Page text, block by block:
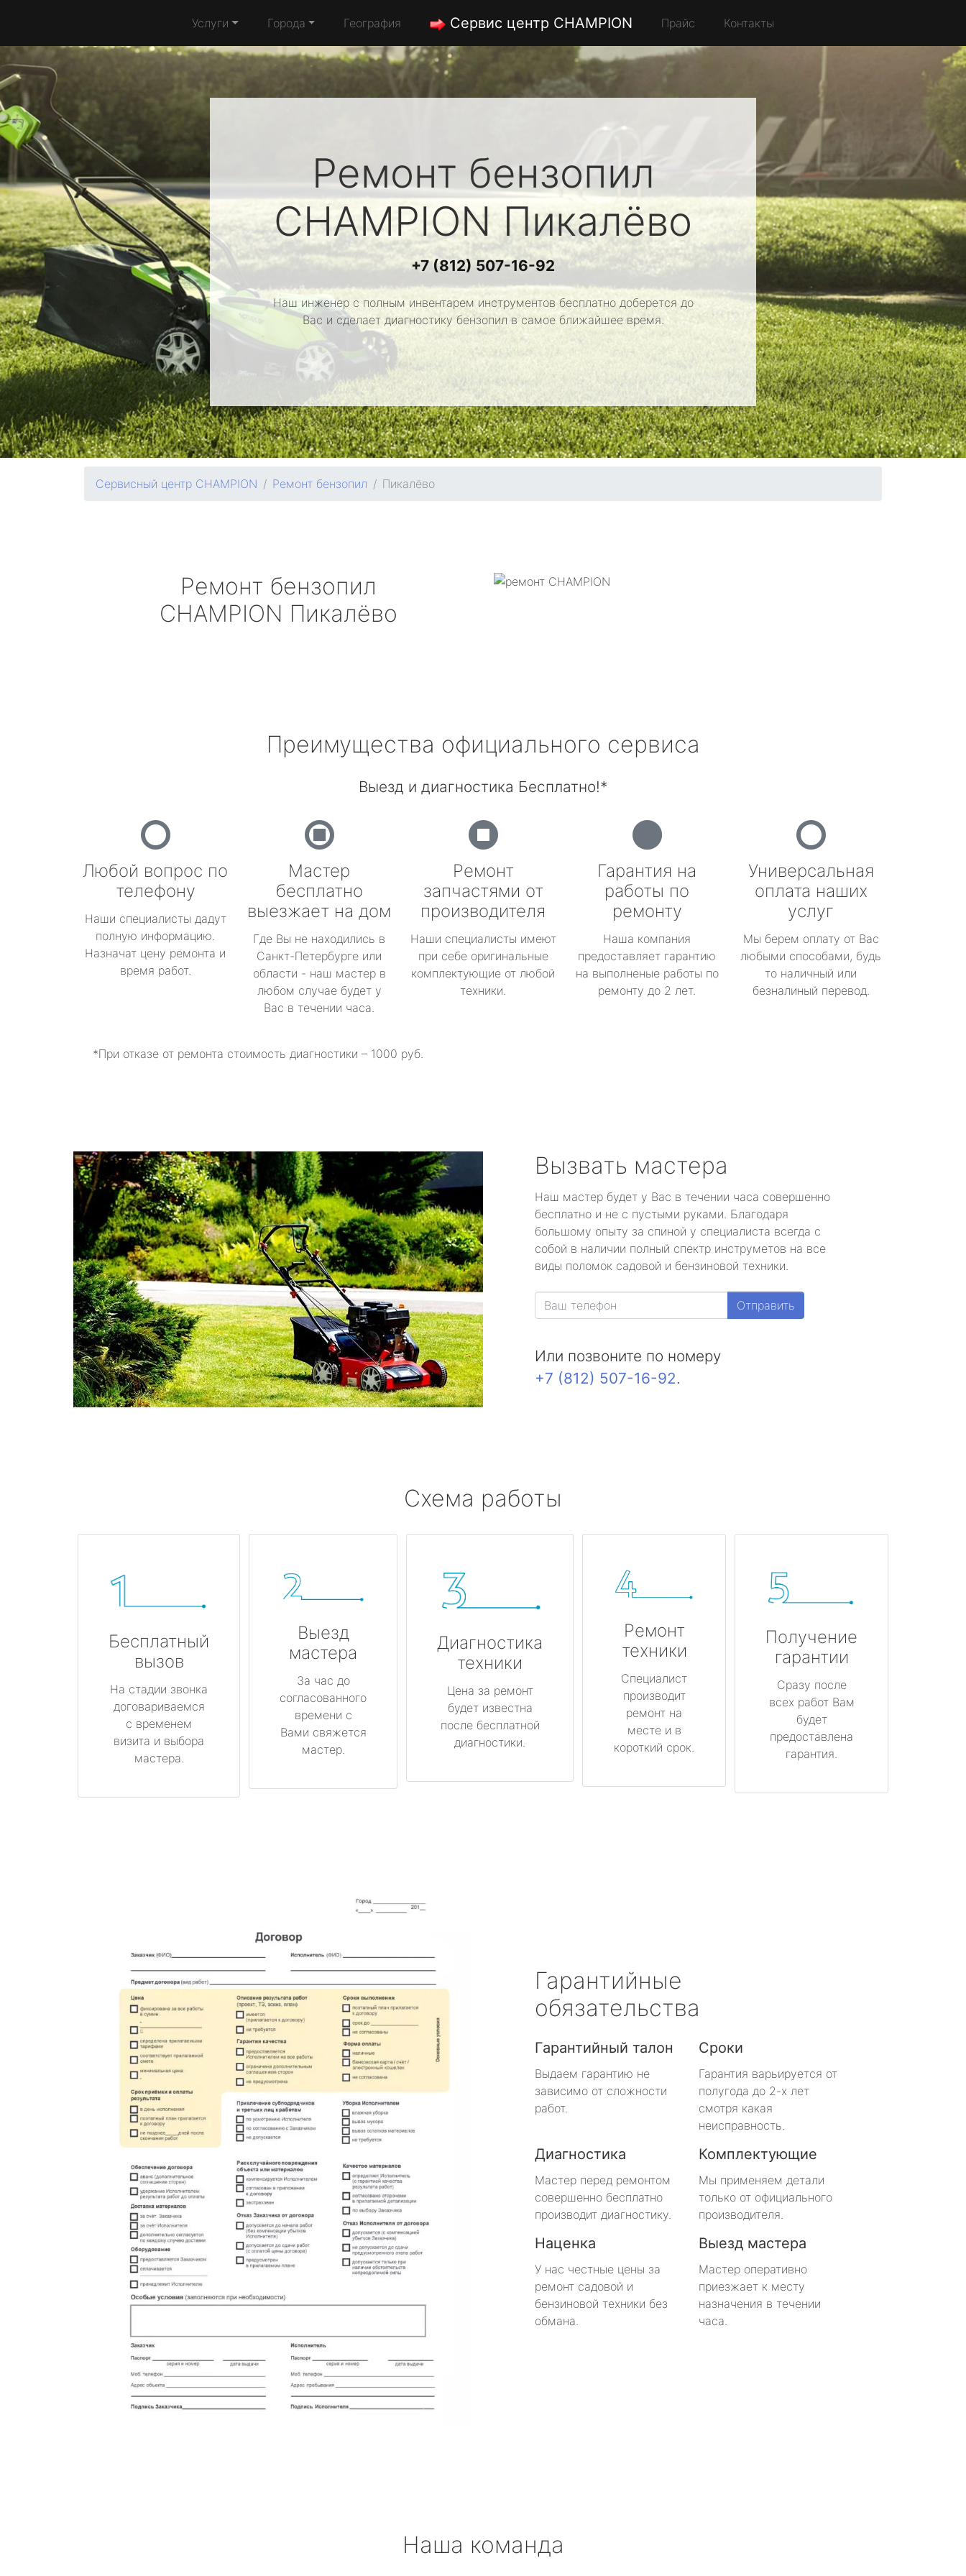
Услуги Города География Сервис центр CHAMPION Прайс Контакты
Ремонт бензопил
CHAMPION Пикалёво
+7 (812) 507-16-92
Наш инженер с полным инвентарем инструментов бесплатно доберется до
Вас и сделает диагностику бензопил в самое ближайшее время.
Сервисный центр CHAMPION Ремонт бензопил Пикалёво
Ремонт бензопил
CHAMPION Пикалёво
Преимущества официального сервиса
Выезд и диагностика Бесплатно!*
Любой вопрос по
телефону
Наши специалисты дадут
полную информацию.
Назначат цену ремонта и
время работ.
Мастер
бесплатно
выезжает на дом
Где Вы не находились в
Санкт-Петербурге или
области - наш мастер в
любом случае будет у
Вас в течении часа.
Ремонт
запчастями от
производителя
Наши специалисты имеют
при себе оригинальные
комплектующие от любой
техники.
Гарантия на
работы по
ремонту
Наша компания
предоставляет гарантию
на выполненые работы по
ремонту до 2 лет.
Универсальная
оплата наших
услуг
Мы берем оплату от Вас
любыми способами, будь
то наличный или
безналиный перевод.
*При отказе от ремонта стоимость диагностики – 1000 руб.
Вызвать мастера
Наш мастер будет у Вас в течении часа совершенно
бесплатно и не с пустыми руками. Благодаря
большому опыту за спиной у специалиста всегда с
собой в наличии полный спектр инструметов на все
виды поломок садовой и бензиновой техники.
Отправить
Или позвоните по номеру
+7 (812) 507-16-92.
Схема работы
Бесплатный
вызов
На стадии звонка
договариваемся
с временем
визита и выбора
мастера.
Выезд
мастера
За час до
согласованного
времени с
Вами свяжется
мастер.
Диагностика
техники
Цена за ремонт
будет известна
после бесплатной
диагностики.
Ремонт
техники
Специалист
производит
ремонт на
месте и в
короткий срок.
Получение
гарантии
Сразу после
всех работ Вам
будет
предоставлена
гарантия.
Гарантийные
обязательства
Гарантийный талон
Выдаем гарантию не
зависимо от сложности
работ.
Сроки
Гарантия варьируется от
полугода до 2-х лет
смотря какая
неисправность.
Диагностика
Мастер перед ремонтом
совершенно бесплатно
производит диагностику.
Комплектующие
Мы применяем детали
только от официального
производителя.
Наценка
У нас честные цены за
ремонт садовой и
бензиновой техники без
обмана.
Выезд мастера
Мастер оперативно
приезжает к месту
назначения в течении
часа.
Наша команда